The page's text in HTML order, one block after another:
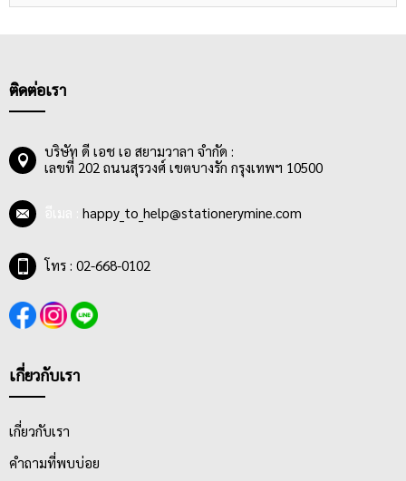
ติดต่อเรา
บริษัท ดี เอช เอ สยามวาลา จำกัด :
เลขที่ 202 ถนนสุรวงศ์ เขตบางรัก กรุงเทพฯ 10500
happy_to_help@stationerymine.com
โทร : 02-668-0102
เกี่ยวกับเรา
เกี่ยวกับเรา
คำถามที่พบบ่อย